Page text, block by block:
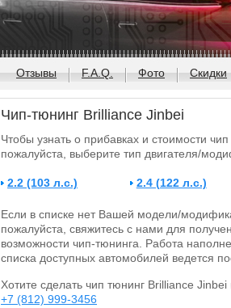
Отзывы F.A.Q. Фото Скидки
Чип-тюнинг Brilliance Jinbei
Чтобы узнать о прибавках и стоимости
пожалуйста, выберите тип двигателя/
2.2 (103 л.с.) 2.4 (122 л.с.)
Если в списке нет Вашей модели/
пожалуйста, свяжитесь с нами для
возможности чип-тюнинга. Работа
списка доступных автомобилей ведется
Хотите сделать чип тюнинг Brilliance
+7 (812) 999-3456